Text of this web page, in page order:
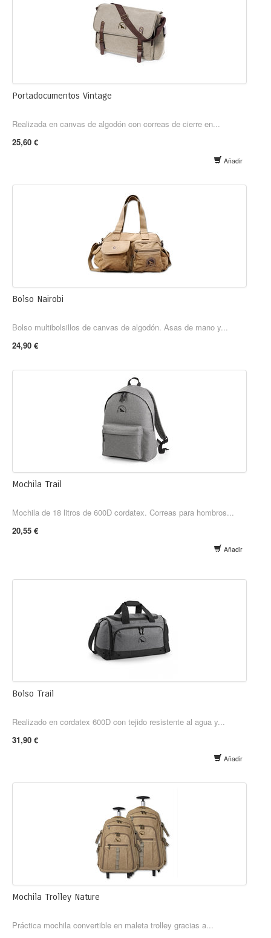
Portadocumentos Vintage
Realizada en canvas de algodón con correas de cierre en...
25,60 €
Añadir
Bolso Nairobi
Bolso multibolsillos de canvas de algodón. Asas de mano y...
24,90 €
Mochila Trail
Mochila de 18 litros de 600D cordatex. Correas para hombros...
20,55 €
Añadir
Bolso Trail
Realizado en cordatex 600D con tejido resistente al agua y...
31,90 €
Añadir
Mochila Trolley Nature
Práctica mochila convertible en maleta trolley gracias a...